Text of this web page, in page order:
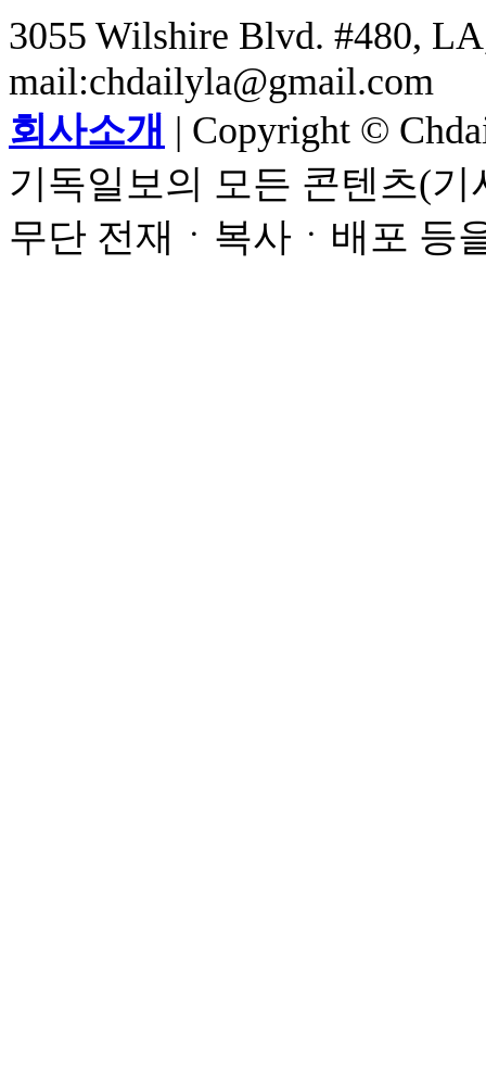
3055 Wilshire Blvd. #480,
mail:chdailyla@gmail.com
회사소개 | Copyright ©
기독일보의 모든 콘텐츠(
무단 전재ㆍ복사ㆍ배포 등